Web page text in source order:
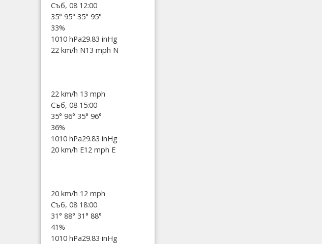
Съб, 08 12:00
35° 95° 35° 95°
33%
1010 hPa29.83 inHg
22 km/h N13 mph N
22 km/h 13 mph
Съб, 08 15:00
35° 96° 35° 96°
36%
1010 hPa29.83 inHg
20 km/h E12 mph E
20 km/h 12 mph
Съб, 08 18:00
31° 88° 31° 88°
41%
1010 hPa29.83 inHg